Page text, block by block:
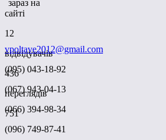
зараз на
сайті
12
відвідувачів
436
переглядів
751
vpoltave2012@gmail.com
(095) 043-18-92
(067) 943-04-13
(066) 394-98-34
(096) 749-87-41